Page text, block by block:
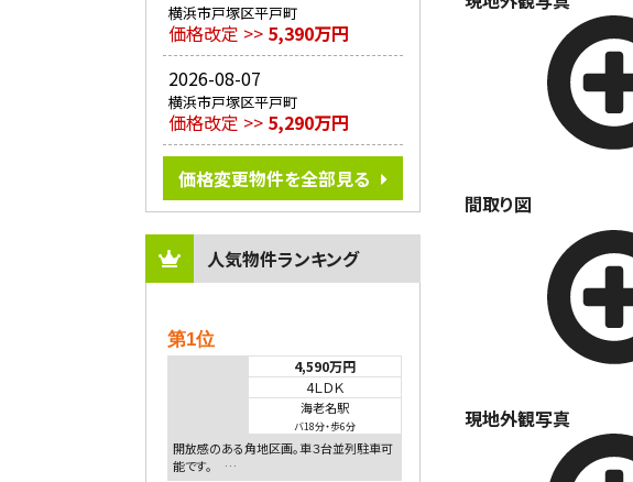
横浜市戸塚区平戸町
価格改定 >> 5,390万円
2026-08-07
横浜市戸塚区平戸町
価格改定 >> 5,290万円
価格変更物件を全部見る
人気物件ランキング
第1位
4,590万円
4ＬＤＫ
海老名駅
バ18分・歩6分
開放感のある角地区画。車３台並列駐車可
能です。 …
間取り図
現地外観写真